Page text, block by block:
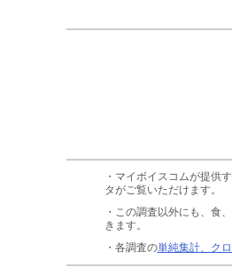
・マイボイスコムが提供
タがご覧いただけます。
・この調査以外にも、食
きます。
・各調査の単純集計、ク